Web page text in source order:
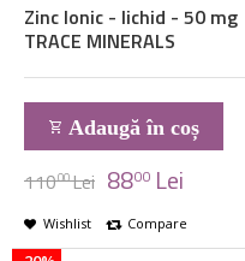
Zinc Ionic - lichid - 50 mg
TRACE MINERALS
Adaugă în coș
11000Lei 8800 Lei
Wishlist Compare